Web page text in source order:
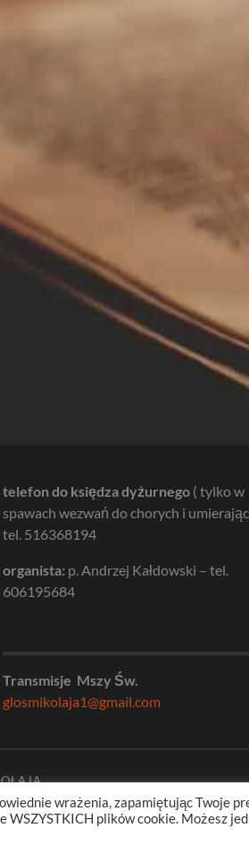
telefon do księdza dyżurnego ( tylko w
spawach wezwań do chorych i
tel. 516368194
organista: p. Andrzej Kałdowski – tel.
606195684
Transmisje Mszy Św.
glosmikolaja1@gmail.com
wrażenia, zapamiętując Twoje
WSZYSTKICH plików cookie. Możesz